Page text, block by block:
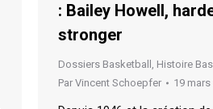
: Bailey Howell,
stronger
Dossiers Basketball , Histoire
Par Vincent Schoepfer 19 mars